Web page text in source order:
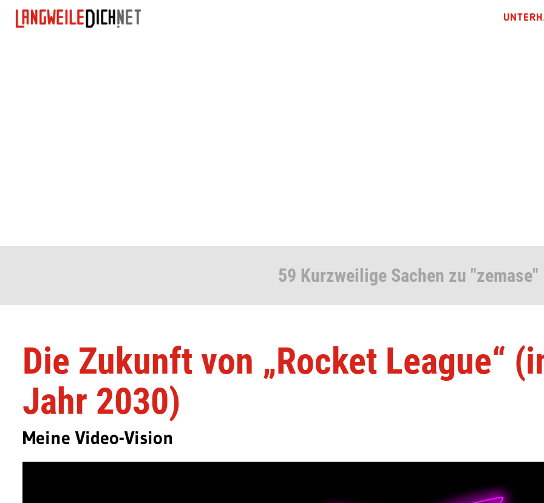
59 Kurzweilige Sachen zu "zemase"
Die Zukunft von „Rocket League“
Jahr 2030)
Meine Video-Vision